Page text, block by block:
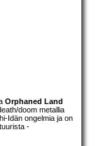
Orphaned Land
doom metallia
Idän ongelmia ja on
-